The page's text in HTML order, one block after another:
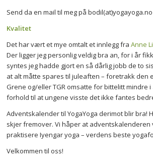
Send da en mail til meg på bodil(at)yogayoga.no
Kvalitet
Det har vært et mye omtalt et innlegg fra Anne
Der ligger jeg personlig veldig bra an, for i år
syntes jeg hadde gjort en så dårlig jobb de to
at alt måtte spares til juleaften – foretrakk den
Grene og/eller TGR omsatte for bittelitt mindre
forhold til at ungene visste det ikke fantes
Adventskalender til YogaYoga derimot blir bra!
skjer fremover. Vi håper at
praktisere Iyengar yoga – verdens beste
Velkommen til oss!